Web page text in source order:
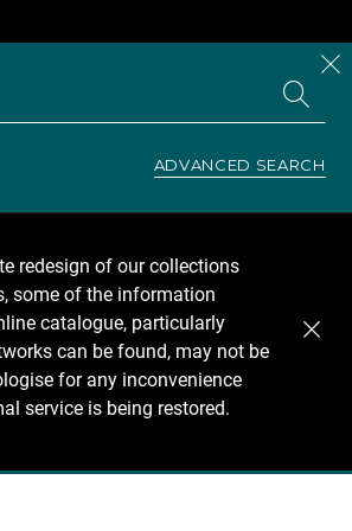
ADVANCED SEARCH
redesign of our collections
some of the information
catalogue, particularly
can be found, may not be
for any inconvenience
service is being restored.